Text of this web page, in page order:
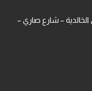
– شارع صاري –